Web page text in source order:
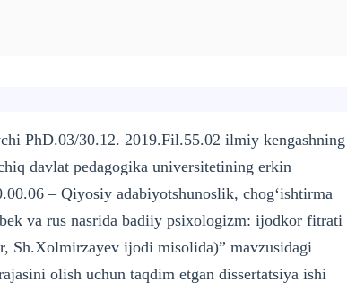
PhD.03/30.12. 2019.Fil.55.02 ilmiy kengashning
davlat pedagogika universitetining erkin
– Qiyosiy adabiyotshunoslik, chog‘ishtirma
va rus nasrida badiiy psixologizm: ijodkor fitrati
Sh.Xolmirzayev ijodi misolida)” mavzusidagi
olish uchun taqdim etgan dissertatsiya ishi